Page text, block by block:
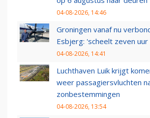
04-08-2026, 14:46
Groningen vanaf nu
Esbjerg: 'scheelt zeven
04-08-2026, 14:41
Luchthaven Luik krijgt
weer passagiersvluchten
zonbestemmingen
04-08-2026, 13:54